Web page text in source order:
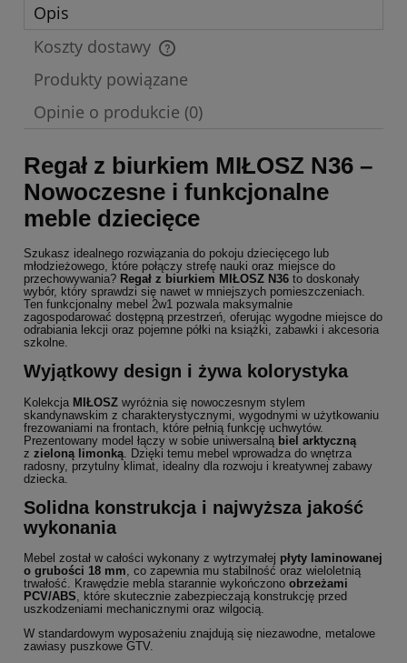
Opis
Koszty dostawy
Cena nie zawiera ewentualnych kosztów płatności
Produkty powiązane
Opinie o produkcie (0)
Regał z biurkiem MIŁOSZ N36 –
Nowoczesne i funkcjonalne
meble dziecięce
Szukasz idealnego rozwiązania do pokoju dziecięcego lub
młodzieżowego, które połączy strefę nauki oraz miejsce do
przechowywania? Regał z biurkiem MIŁOSZ N36 to doskonały
wybór, który sprawdzi się nawet w mniejszych pomieszczeniach.
Ten funkcjonalny mebel 2w1 pozwala maksymalnie
zagospodarować dostępną przestrzeń, oferując wygodne miejsce do
odrabiania lekcji oraz pojemne półki na książki, zabawki i akcesoria
szkolne.
Wyjątkowy design i żywa kolorystyka
Kolekcja MIŁOSZ wyróżnia się nowoczesnym stylem
skandynawskim z charakterystycznymi, wygodnymi w użytkowaniu
frezowaniami na frontach, które pełnią funkcję uchwytów.
Prezentowany model łączy w sobie uniwersalną biel arktyczną
z zieloną limonką Dzięki temu mebel wprowadza do wnętrza
radosny, przytulny klimat, idealny dla rozwoju i kreatywnej zabawy
dziecka.
Solidna konstrukcja i najwyższa jakość
wykonania
Mebel został w całości wykonany z wytrzymałej płyty laminowanej
o grubości 18 mm , co zapewnia mu stabilność oraz wieloletnią
trwałość.
Krawędzie mebla starannie wykończono obrzeżami
PCV/ABS , które skutecznie zabezpieczają konstrukcję przed
uszkodzeniami mechanicznymi oraz wilgocią.
W standardowym wyposażeniu znajdują się niezawodne, metalowe
zawiasy puszkowe GTV.